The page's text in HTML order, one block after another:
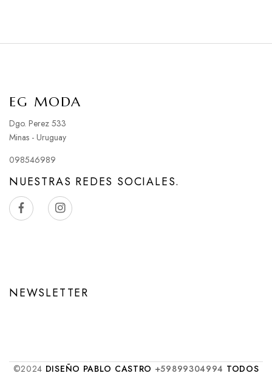
EG MODA
Dgo. Perez 533
Minas - Uruguay
098546989
NUESTRAS REDES SOCIALES.
NEWSLETTER
©2024 DISEÑO PABLO CASTRO +59899304994 TODOS